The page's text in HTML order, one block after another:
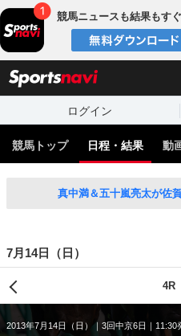
競馬ニュースも結果もす
ログイン
競馬トップ 日程・結果 動
真中満＆五十嵐亮太が佐
7月14日（日）
2013年7月14日（日） 3回中京6日 11:30